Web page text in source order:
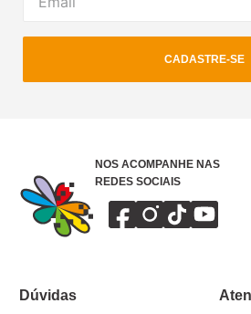
CADASTRE-SE
NOS ACOMPANHE NAS
REDES SOCIAIS
Dúvidas